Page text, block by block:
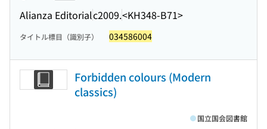
Alianza Editorialc2009.<KH348-B71>
タイトル標目（識別子） 034586004
Forbidden colours (Modern
classics)
国立国会図書館